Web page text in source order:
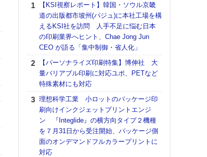
【KSI視察レポート】韓国・ソウル京畿
道の出版都市坡州(パジュ)に本社工場を構
えるKSI社を訪問 人手不足に悩む日本
の印刷業界へヒント、Chae Jong Jun
CEO が語る「集中制御・省人化」
【パーソナライズ印刷特集】博伸社 大
量バリアブル印刷に対応ユポ、PETなど
特殊素材にも対応
理想科学工業 小ロットのパッケージ印
刷向けインクジェットプリントエンジ
ン 『Integlide』の横方向タイプ２機種
を７月31日から受注開始、パッケージ側
面のオンデマンドフルカラープリントに
対応